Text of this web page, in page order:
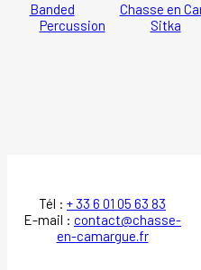
Banded Chasse en
Percussion
Sitka
Tél : + 33 6 01 05 63 83
E-mail : contact@chasse-
en-camargue.fr